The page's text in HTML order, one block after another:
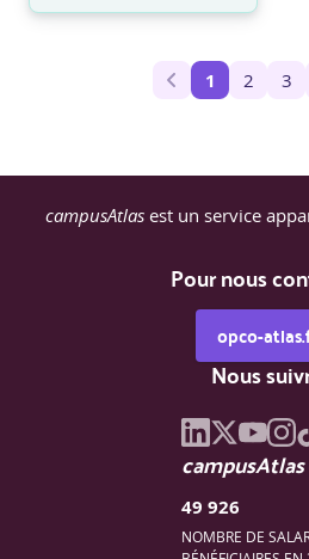
1 2 3
campusAtlas est un service
Pour nous
opco-
Nous
campusAtlas
49 926
NOMBRE DE